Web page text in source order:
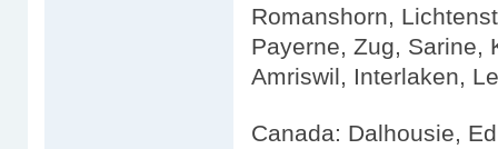
Romanshorn,
Payerne, Zug, Sarine,
Amriswil, Interlaken,
Canada: Dalhousie,